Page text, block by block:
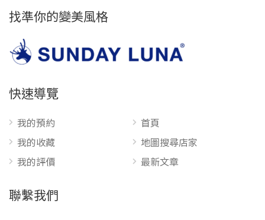
找準你的變美風格
快速導覽
我的預約
我的收藏
我的評價
首頁
地圖搜尋店家
最新文章
聯繫我們